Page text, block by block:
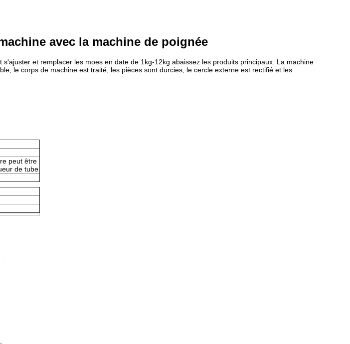
avec la machine de poignée
et remplacer les moes en date de 1kg-12kg abaissez les produits principaux. La machine
le corps de machine est traité, les pièces sont durcies, le cercle externe est rectifié et les
peut être
de tube